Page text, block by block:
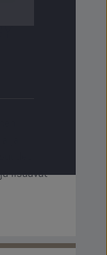
lisäävät